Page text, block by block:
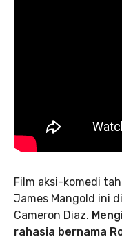
Film aksi-komedi
James Mangold ini
Cameron Diaz.
rahasia bernama